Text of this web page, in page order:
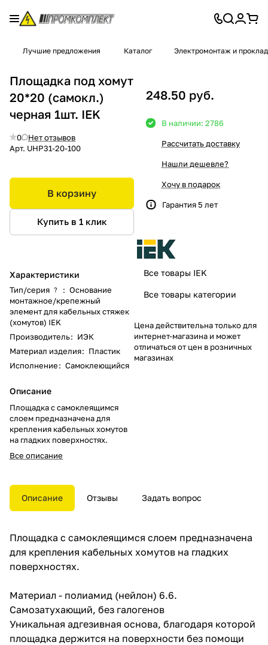
Лучшие предложения Каталог Электромонтаж и
Площадка под хомут
20*20 (самокл.)
черная 1шт. IEK
0
Нет отзывов
Арт. UHP31-20-100
В корзину
Купить в 1 клик
Характеристики
Тип/серия ? : Основание
монтажное/крепежный
элемент для кабельных стяжек
(хомутов) IEK
Производитель: ИЭК
Материал изделия: Пластик
Исполнение: Самоклеющийся
Описание
Площадка с самоклеящимся
слоем предназначена для
крепления кабельных хомутов
на гладких поверхностях.
Все описание
248.50 руб.
В наличии: 2786
Рассчитать доставку
Нашли дешевле?
Хочу в подарок
Гарантия 5 лет
Все товары IEK
Все товары категории
Цена действительна только для
интернет-магазина и может
отличаться от цен в розничных
магазинах
Описание Отзывы Задать вопрос
Площадка с самоклеящимся слоем предназначена
для крепления кабельных хомутов на гладких
поверхностях.
Материал - полиамид (нейлон) 6.6.
Самозатухающий, без галогенов
Уникальная адгезивная основа, благодаря которой
площадка держится на поверхности без помощи